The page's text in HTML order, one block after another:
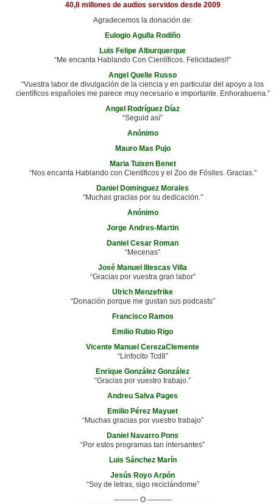
40,8 millones de audios servidos desde 2009
Agradecemos la donación de:
Eulogio Agulla Rodiño
Luis Felipe Alburquerque
“Me encanta Hablando Con Científicos. Felicidades!!”
Angel Quelle Russo
“Vuestra labor de divulgación de la ciencia y en particular del apoyo a los
científicos españoles me parece muy necesario e importante. Enhorabuena.”
Angel Rodríguez Díaz
“Seguid así”
Anónimo
Mauro Mas Pujo
Maria Tuixen Benet
“Nos encanta Hablando con Científicos y el Zoo de Fósiles. Gracias.”
Daniel Dominguez Morales
“Muchas gracias por su dedicación.”
Anónimo
Jorge Andres-Martin
Daniel Cesar Roman
“Mecenas”
José Manuel Illescas Villa
“Gracias por vuestra gran labor”
Ulrich Menzefrike
“Donación porque me gustan sus podcasts”
Francisco Ramos
Emilio Rubio Rigo
Vicente Manuel CerezaClemente
“Linfocito Tcd8”
Enrique González González
“Gracias por vuestro trabajo.”
Andreu Salva Pages
Emilio Pérez Mayuet
“Muchas gracias por vuestro trabajo”
Daniel Navarro Pons
“Por estos programas tan intersantes”
Luis Sánchez Marín
Jesús Royo Arpón
“Soy de letras, sigo reciclándome”
———- O ———-